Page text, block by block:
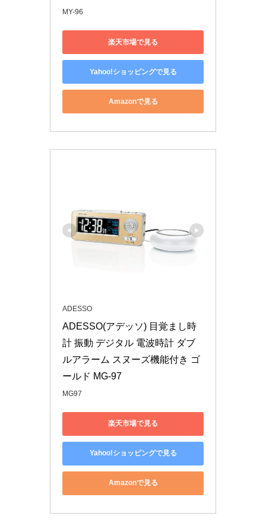
MY-96
楽天市場で見る
Yahoo!ショッピングで見る
Amazonで見る
ADESSO
ADESSO(アデッソ) 目覚まし時
計 振動 デジタル 電波時計 ダブ
ルアラーム スヌーズ機能付き ゴ
ールド MG-97
MG97
楽天市場で見る
Yahoo!ショッピングで見る
Amazonで見る